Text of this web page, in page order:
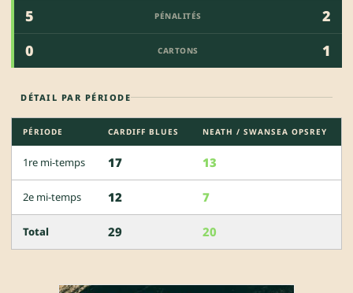
5
PÉNALITÉS
2
0
CARTONS 1
DÉTAIL PAR PÉRIODE
PÉRIODE CARDIFF BLUES NEATH / SWANSEA OPSREY
1re mi-temps 17 13
2e mi-temps 12 7
Total 29 20